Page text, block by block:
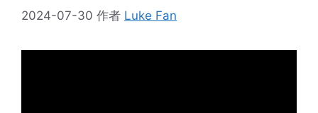
2024-07-30 作者 Luke Fan